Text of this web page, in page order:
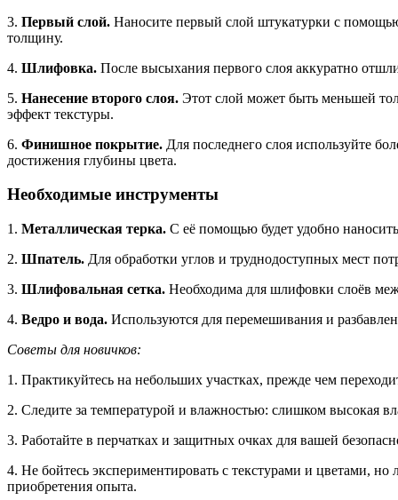
3. Первый слой. Наносите первый слой штукатурки с
толщину.
4. Шлифовка. После высыхания первого слоя аккуратно
5. Нанесение второго слоя. Этот слой может быть меньшей
эффект текстуры.
6. Финишное покрытие. Для последнего слоя используйте
достижения глубины цвета.
Необходимые инструменты
1. Металлическая терка. С её помощью будет удобно
2. Шпатель. Для обработки углов и труднодоступных мест
3. Шлифовальная сетка. Необходима для шлифовки слоёв
4. Ведро и вода. Используются для перемешивания и
Советы для новичков:
1. Практикуйтесь на небольших участках, прежде чем
2. Следите за температурой и влажностью: слишком высокая
3. Работайте в перчатках и защитных очках для вашей
4. Не бойтесь экспериментировать с текстурами и цветами,
приобретения опыта.